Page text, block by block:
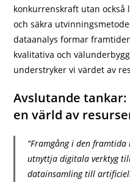
konkurrenskraft utan också
och säkra
dataanalys formar
kvalitativa och
understryker vi värdet av
Avslutande
en värld av
“Framgång i den
utnyttja digitala verktyg
datainsamling till